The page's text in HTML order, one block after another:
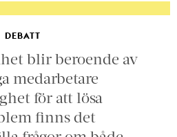
DEBATT
blir beroende av
medarbetare
för att lösa
finns det